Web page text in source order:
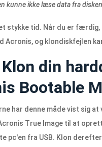
kunne ikke læse data fra disken
stykke tid. Når du er færdig,
Acronis, og klondiskfejlen
din
Bootable
har denne måde vist sig
True Image til at
pc'en fra USB. Klon